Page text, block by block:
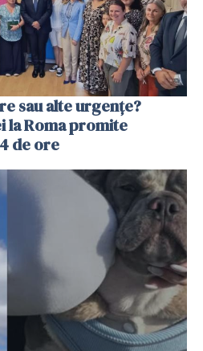
sau alte urgențe?
la Roma promite
de ore